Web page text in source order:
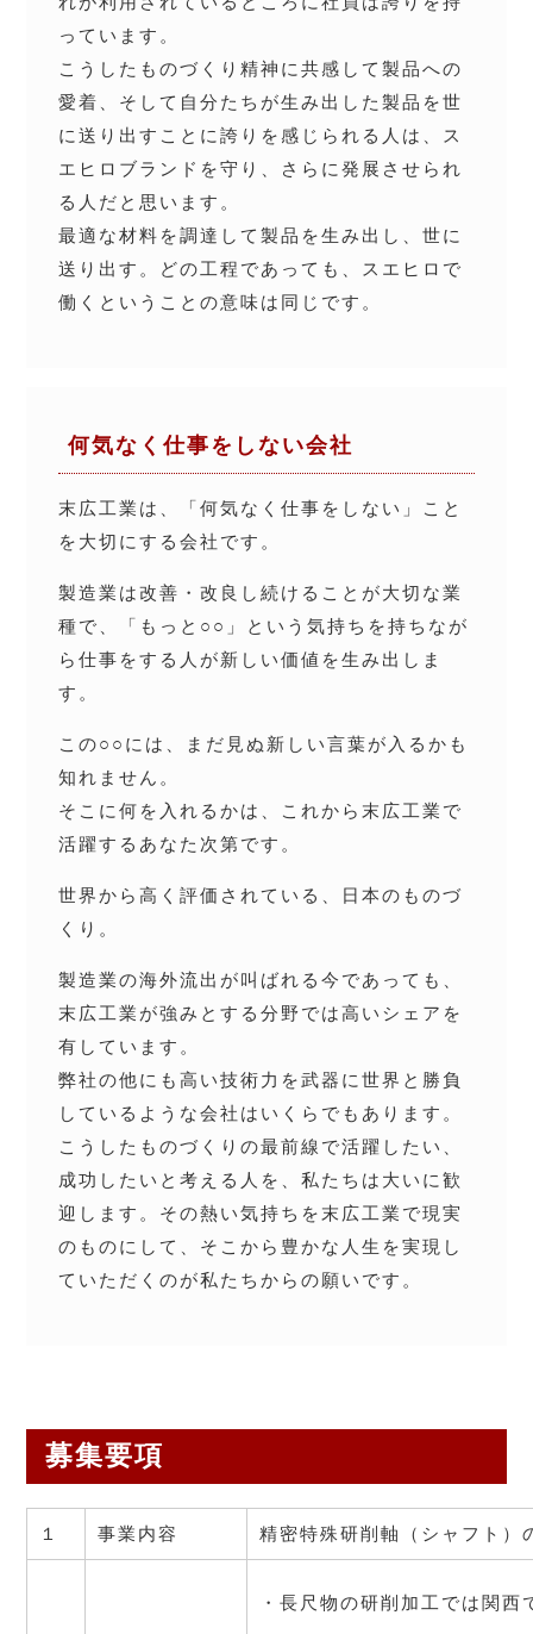
っています。
こうしたものづくり精神に共感して製品への
愛着、そして自分たちが生み出した製品を世
に送り出すことに誇りを感じられる人は、ス
エヒロブランドを守り、さらに発展させられ
る人だと思います。
最適な材料を調達して製品を生み出し、世に
送り出す。どの工程であっても、スエヒロで
働くということの意味は同じです。
何気なく仕事をしない会社
末広工業は、「何気なく仕事をしない」こと
を大切にする会社です。
製造業は改善・改良し続けることが大切な業
種で、「もっと○○」という気持ちを持ちなが
ら仕事をする人が新しい価値を生み出しま
す。
この○○には、まだ見ぬ新しい言葉が入るかも
知れません。
そこに何を入れるかは、これから末広工業で
活躍するあなた次第です。
世界から高く評価されている、日本のものづ
くり。
製造業の海外流出が叫ばれる今であっても、
末広工業が強みとする分野では高いシェアを
有しています。
弊社の他にも高い技術力を武器に世界と勝負
しているような会社はいくらでもあります。
こうしたものづくりの最前線で活躍したい、
成功したいと考える人を、私たちは大いに歓
迎します。その熱い気持ちを末広工業で現実
のものにして、そこから豊かな人生を実現し
ていただくのが私たちからの願いです。
募集要項
１ 事業内容 精密特殊研削軸（シャフト）
・長尺物の研削加工では関西